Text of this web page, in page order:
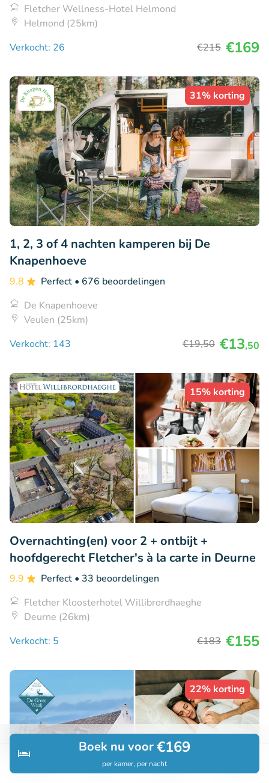
Zoeken Boekingen
Boek nu voor€169
per kamer, per nacht
Fletcher Wellness-Hotel Helmond
Helmond (25km)
Verkocht: 26
€215 €169
31% korting
1, 2, 3 of 4 nachten kamperen bij De
Knapenhoeve
9.8 Perfect • 676 beoordelingen
De Knapenhoeve
Veulen (25km)
Verkocht: 143
€19,50 €13,50
15% korting
Overnachting(en) voor 2 + ontbijt +
hoofdgerecht Fletcher's à la carte in Deurne
9.9 Perfect • 33 beoordelingen
Fletcher Kloosterhotel Willibrordhaeghe
Deurne (26km)
Verkocht: 5
€183 €155
22% korting